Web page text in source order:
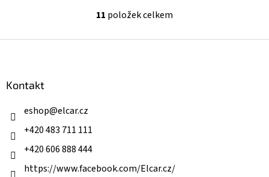
O
l
v
11 položek celkem
Kontakt
eshop@elcar.cz
+420 483 711 111
+420 606 888 444
https://www.facebook.com/Elcar.cz/